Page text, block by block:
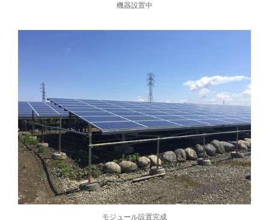
機器設置中
モジュール設置完成